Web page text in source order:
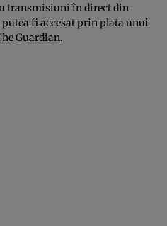
transmisiuni în direct din
fi accesat prin plata unui
Guardian.